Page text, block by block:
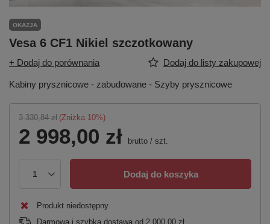
OKAZJA
Vesa 6 CF1 Nikiel szczotkowany
+ Dodaj do porównania Dodaj do listy zakupowej
Kabiny prysznicowe - zabudowane - Szyby prysznicowe
3 330,84 zł (Zniżka 10%)
2 998,00 zł brutto / szt.
Dodaj do koszyka
Produkt niedostępny
Darmowa i szybka dostawa od 2 000,00 zł